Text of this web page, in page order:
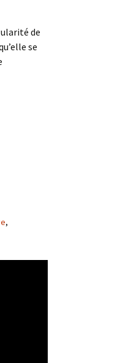
de
se
,